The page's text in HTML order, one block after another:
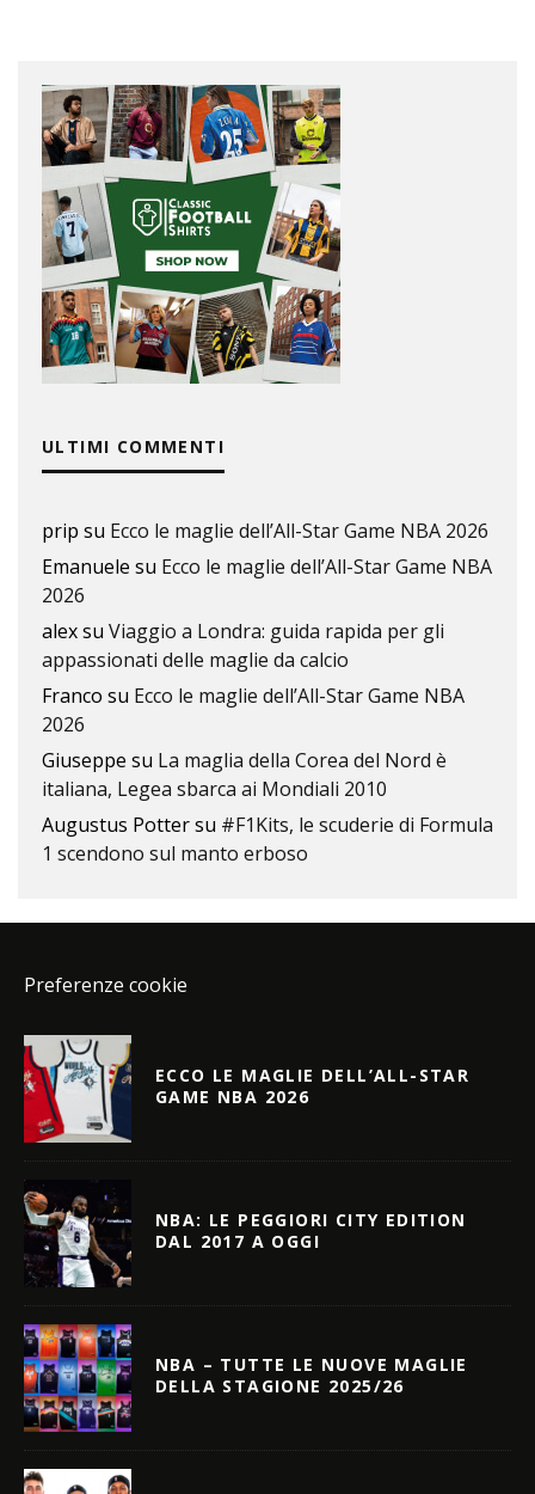
ULTIMI COMMENTI
prip su Ecco le maglie dell’All-Star Game NBA 2026
Emanuele su Ecco le maglie dell’All-Star Game NBA
2026
alexsu Viaggio a Londra: guida rapida per gli
appassionati delle maglie da calcio
Franco su Ecco le maglie dell’All-Star Game NBA
2026
Giuseppe su La maglia della Corea del Nord è
italiana, Legea sbarca ai Mondiali 2010
Augustus Pottersu #F1Kits, le scuderie di Formula
1 scendono sul manto erboso
Preferenze cookie
ECCO LE MAGLIE DELL’ALL-STAR
GAME NBA 2026
NBA: LE PEGGIORI CITY EDITION
DAL 2017 A OGGI
NBA – TUTTE LE NUOVE MAGLIE
DELLA STAGIONE 2025/26